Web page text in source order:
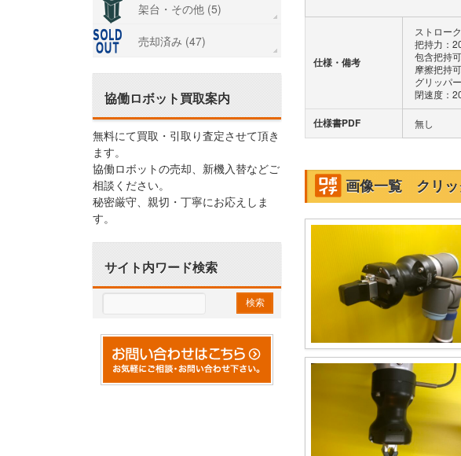
仕様・備考
ストロー
把持力：
包含把持
摩擦把持
グリッパ
閉速度：
仕様書PDF 無し
画像一覧 クリッ
架台・その他 (5)
売却済み (47)
協働ロボット買取案内
無料にて買取・引取り査定させて頂き
ます。
協働ロボットの売却、新機入替などご
相談ください。
秘密厳守、親切・丁寧にお応えしま
す。
サイト内ワード検索